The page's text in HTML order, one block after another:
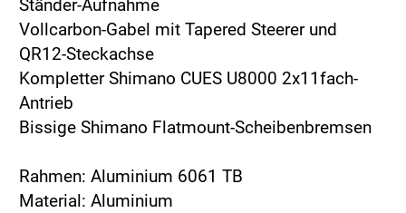
Ständer-Aufnahme
Vollcarbon-Gabel mit Tapered Steerer und
QR12-Steckachse
Kompletter Shimano CUES U8000 2x11fach-
Antrieb
Bissige Shimano Flatmount-Scheibenbremsen
Rahmen: Aluminium 6061 TB
Material: Aluminium